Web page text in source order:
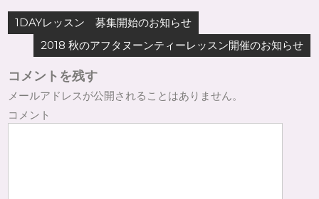
1DAYレッスン 募集開始のお知らせ
2018 秋のアフタヌーンティーレッスン開催のお知らせ
コメントを残す
メールアドレスが公開されることはありません。
コメント